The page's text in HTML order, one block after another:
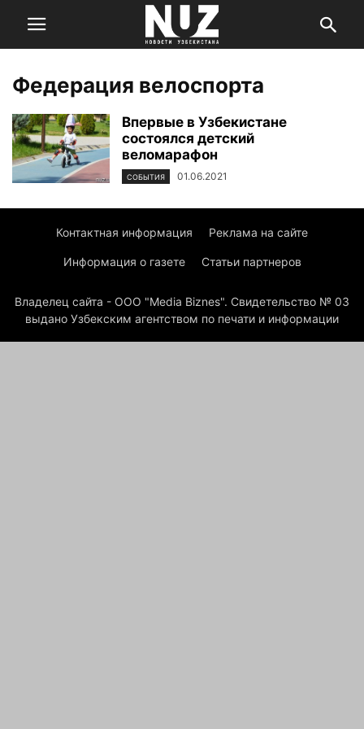
Федерация велоспорта
Впервые в Узбекистане
состоялся детский
веломарафон
СОБЫТИЯ 01.06.2021
Контактная информация Реклама на сайте
Информация о газете Статьи партнеров
Владелец сайта - ООО "Media Biznes". Свидетельство № 03
выдано Узбекским агентством по печати и информации